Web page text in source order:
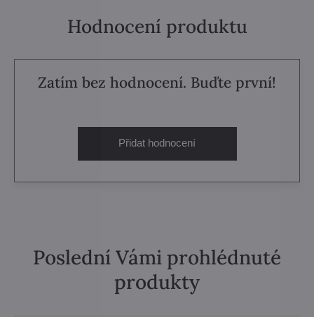
Hodnocení produktu
Zatím bez hodnocení. Buďte první!
Přidat hodnocení
Poslední Vámi prohlédnuté
produkty